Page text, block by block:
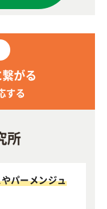
がる
する
所
パーメンジュ